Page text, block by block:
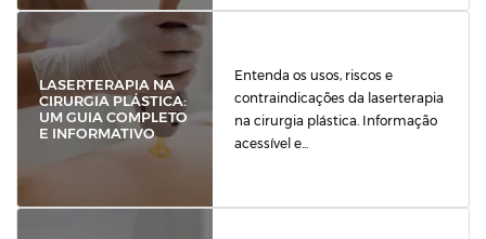
LASERTERAPIA NA
CIRURGIA PLÁSTICA:
UM GUIA COMPLETO
E INFORMATIVO
Entenda os usos, riscos e
contraindicações da laserterapia
na cirurgia plástica. Informação
acessível e...